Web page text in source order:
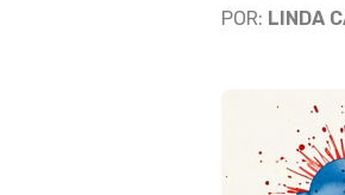
POR: LINDA